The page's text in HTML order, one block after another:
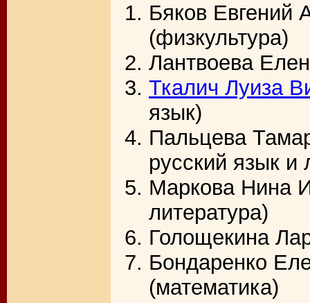
Бяков Евгений
(физкультура)
Лантвоева
Ткалич Луиза
язык)
Пальцева
русский язык и
Маркова Нина
литература)
Голощекина
Бондаренко
(математика)